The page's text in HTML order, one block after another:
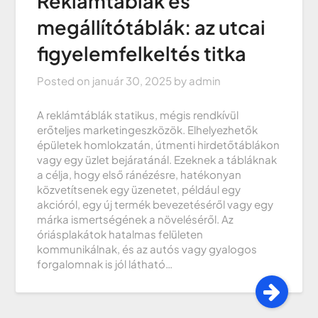
megállítótáblák: az utcai
figyelemfelkeltés titka
Posted on január 30, 2025 by admin
A reklámtáblák statikus, mégis rendkívül
erőteljes marketingeszközök. Elhelyezhetők
épületek homlokzatán, útmenti hirdetőtáblákon
vagy egy üzlet bejáratánál. Ezeknek a tábláknak
a célja, hogy első ránézésre, hatékonyan
közvetítsenek egy üzenetet, például egy
akcióról, egy új termék bevezetéséről vagy egy
márka ismertségének a növeléséről. Az
óriásplakátok hatalmas felületen
kommunikálnak, és az autós vagy gyalogos
forgalomnak is jól látható…